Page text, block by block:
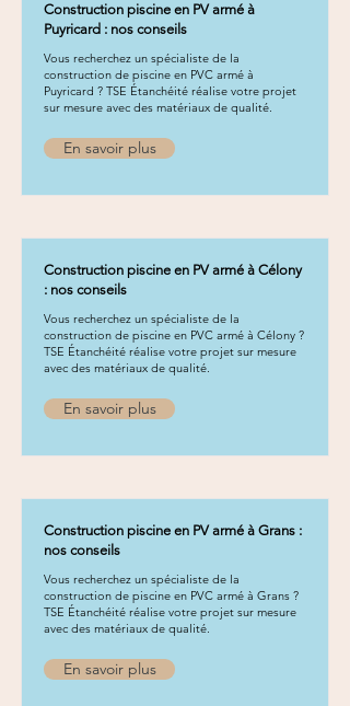
Construction piscine en PV armé à
Puyricard : nos conseils
Vous recherchez un spécialiste de la
construction de piscine en PVC armé à
Puyricard ? TSE Étanchéité réalise votre projet
sur mesure avec des matériaux de qualité.
En savoir plus
Construction piscine en PV armé à Célony
: nos conseils
Vous recherchez un spécialiste de la
construction de piscine en PVC armé à Célony ?
TSE Étanchéité réalise votre projet sur mesure
avec des matériaux de qualité.
En savoir plus
Construction piscine en PV armé à Grans :
nos conseils
Vous recherchez un spécialiste de la
construction de piscine en PVC armé à Grans ?
TSE Étanchéité réalise votre projet sur mesure
avec des matériaux de qualité.
En savoir plus